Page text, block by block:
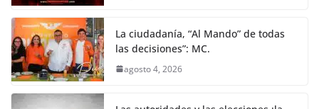
La ciudadanía, “Al Mando” de todas
las decisiones”: MC.
agosto 4, 2026